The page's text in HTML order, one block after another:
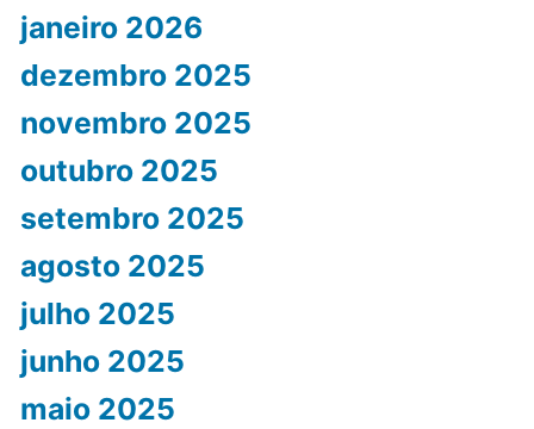
janeiro 2026
dezembro 2025
novembro 2025
outubro 2025
setembro 2025
agosto 2025
julho 2025
junho 2025
maio 2025